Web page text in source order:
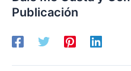
Publicación